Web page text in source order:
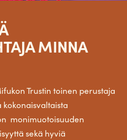
MINNA
Trustin toinen perustaja
monimuotoisuuden
sekä hyviä